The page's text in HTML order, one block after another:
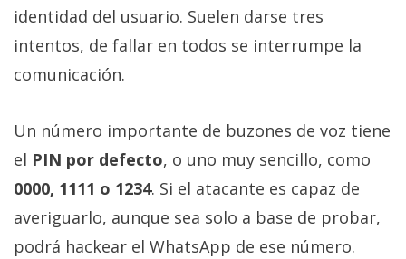
identidad del usuario. Suelen darse tres
intentos, de fallar en todos se interrumpe la
comunicación.
Un número importante de buzones de voz tiene
el PIN por defecto, o uno muy sencillo, como
0000, 1111 o 1234. Si el atacante es capaz de
averiguarlo, aunque sea solo a base de probar,
podrá hackear el WhatsApp de ese número.